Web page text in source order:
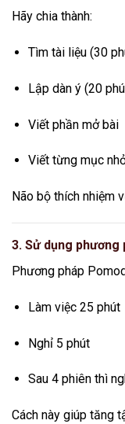
Hãy chia thành:
Tìm tài liệu (30
Lập dàn ý (20
Viết phần mở bài
Viết từng mục
Não bộ thích nhiệm
3. Sử dụng
Phương pháp
Làm việc 25 phút
Nghỉ 5 phút
Sau 4 phiên thì
Cách này giúp tăng